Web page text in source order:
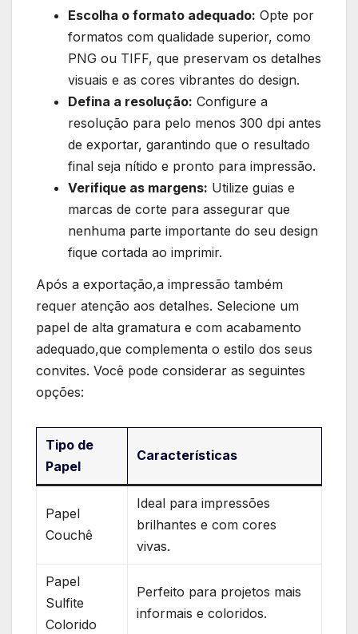
Escolha​ o formato adequado: Opte por
formatos com qualidade superior, como
PNG ou TIFF, que preservam os detalhes
visuais e as cores ​vibrantes do design.
Defina a resolução: Configure a
resolução para pelo menos 300 dpi ⁢antes
de‍ exportar, garantindo ⁤que o resultado
final seja nítido e ⁤pronto para impressão.
Verifique as margens: Utilize guias e
marcas de corte para ‍assegurar ⁤que
nenhuma parte importante do seu design
fique ‍cortada ao imprimir.
Após a exportação,a impressão⁤ também
requer‍ atenção aos detalhes. Selecione um
papel de ‍alta gramatura e com acabamento​
adequado,que complementa o estilo dos seus
convites. Você pode considerar as seguintes
opções:
Tipo de
Papel
Características
Papel
Couchê
Ideal para impressões
brilhantes e⁣ com cores
vivas.
Papel
Sulfite
Colorido
Perfeito para projetos mais
informais e coloridos.